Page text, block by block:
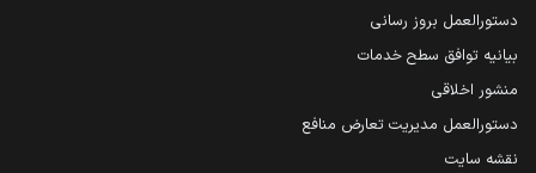
دستورالعمل بروز رسانی
بیانیه توافق سطح خدمات
منشور اخلاقی
دستورالعمل مدیریت تعارض منافع
نقشه سایت